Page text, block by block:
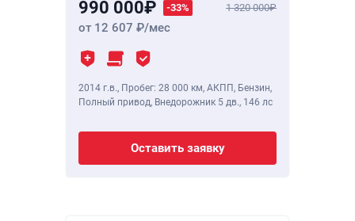
990 000 -33% 1 320 000
от 12 607 /мес
2014 г.в., Пробег: 28 000 км, АКПП, Бензин,
Полный привод, Внедорожник 5 дв., 146 лс
Оставить заявку